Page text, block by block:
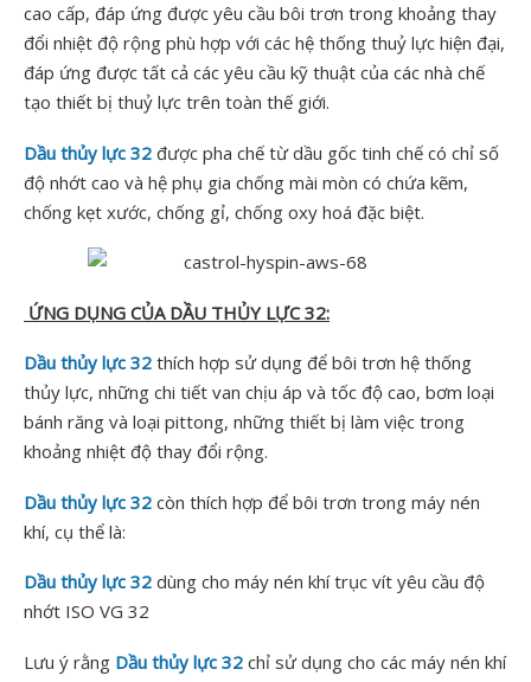
cao cấp, đáp ứng được yêu cầu bôi trơn trong khoảng thay
đổi nhiệt độ rộng phù hợp với các hệ thống thuỷ lực hiện đại,
đáp ứng được tất cả các yêu cầu kỹ thuật của các nhà chế
tạo thiết bị thuỷ lực trên toàn thế giới.
Dầu thủy lực 32 được pha chế từ dầu gốc tinh chế có chỉ số
độ nhớt cao và hệ phụ gia chống mài mòn có chứa kẽm,
chống kẹt xước, chống gỉ, chống oxy hoá đặc biệt.
ỨNG DỤNG CỦA DẦU THỦY LỰC 32:
Dầu thủy lực 32 thích hợp sử dụng để bôi trơn hệ thống
thủy lực, những chi tiết van chịu áp và tốc độ cao, bơm loại
bánh răng và loại pittong, những thiết bị làm việc trong
khoảng nhiệt độ thay đổi rộng.
Dầu thủy lực 32 còn thích hợp để bôi trơn trong máy nén
khí, cụ thể là:
Dầu thủy lực 32 dùng cho máy nén khí trục vít yêu cầu độ
nhớt ISO VG 32
Lưu ý rằng Dầu thủy lực 32 chỉ sử dụng cho các máy nén khí